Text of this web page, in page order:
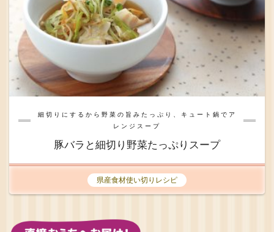
細切りにするから野菜の旨みたっぷり、キュート鍋でア
レンジスープ
豚バラと細切り野菜たっぷりスープ
県産食材使い切りレシピ